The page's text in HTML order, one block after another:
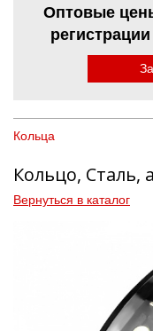
Оптовые
Кольца
Кольцо, Сталь,
Вернуться в каталог